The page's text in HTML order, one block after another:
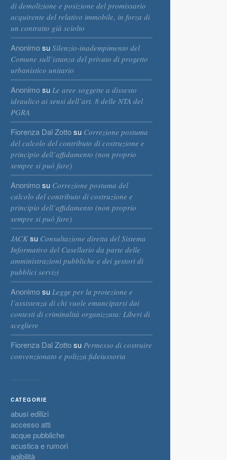
di demolizione e posizione del promissario
acquirente del relativo immobile, in forza di
un contratto già sciolto
Anonimosu Silenzio-inadempimento del
Comune sull’istanza del privato di progetto
urbanistico unitario
Anonimosu Le aree soggette a dissesto
idraulico ai sensi dell’art. 8 delle NTA del
PGRA
Fiorenza Dal Zottosu Correzione postuma
del calcolo del contributo di costruzione e
principio dell’affidamento (non proprio
sempre si può fare)
Anonimosu Correzione postuma del
calcolo del contributo di costruzione e
principio dell’affidamento (non proprio
sempre si può fare)
JACKsu Consultazione diretta del Sistema
Informativo del Casellario da parte delle
amministrazioni pubbliche e dei gestori di
pubblici servizi
Anonimosu Legge per la protezione e
l’assistenza di chi vuole emanciparsi dai
contesti di criminalità organizzata: Liberi di
scegliere
Fiorenza Dal Zottosu Permesso di costruire
convenzionato e polizza fideiussoria
CATEGORIE
abusi edilizi
accesso atti
acque pubbliche
acustica e rumori
agibilità